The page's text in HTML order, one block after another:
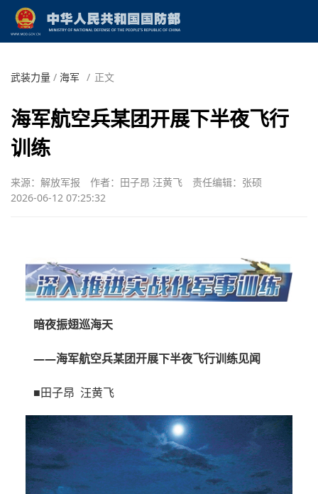
武装力量 / 海军 / 正文
海军航空兵某团开展下半夜飞行
训练
来源：解放军报 作者：田子昂 汪黄飞
责任编辑：张硕
2026-06-12 07:25:32
暗夜振翅巡海天
——海军航空兵某团开展下半夜飞行训练见闻
■田子昂 汪黄飞